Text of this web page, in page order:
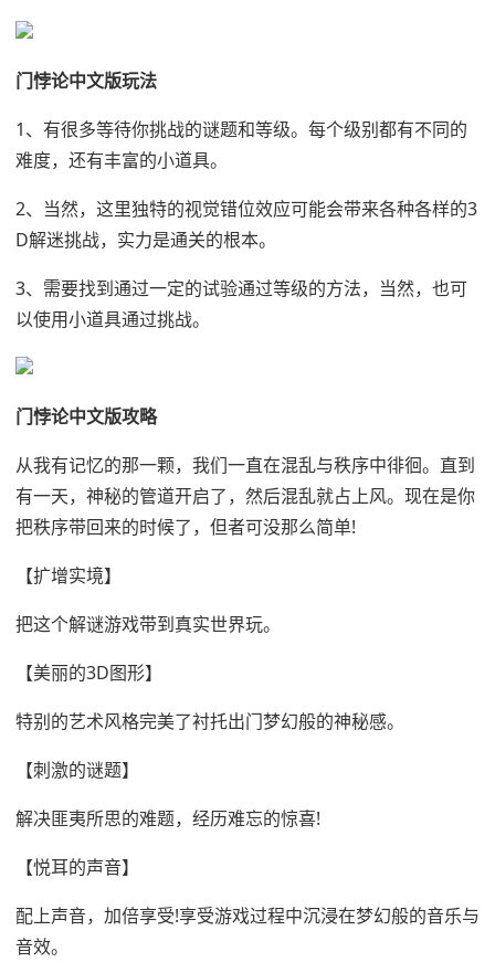
门悖论中文版玩法
1、有很多等待你挑战的谜题和等级。每个级别都有不同的
难度，还有丰富的小道具。
2、当然，这里独特的视觉错位效应可能会带来各种各样的3
D解迷挑战，实力是通关的根本。
3、需要找到通过一定的试验通过等级的方法，当然，也可
以使用小道具通过挑战。
门悖论中文版攻略
从我有记忆的那一颗，我们一直在混乱与秩序中徘徊。直到
有一天，神秘的管道开启了，然后混乱就占上风。现在是你
把秩序带回来的时候了，但者可没那么简单!
【扩增实境】
把这个解谜游戏带到真实世界玩。
【美丽的3D图形】
特别的艺术风格完美了衬托出门梦幻般的神秘感。
【刺激的谜题】
解决匪夷所思的难题，经历难忘的惊喜!
【悦耳的声音】
配上声音，加倍享受!享受游戏过程中沉浸在梦幻般的音乐与
音效。